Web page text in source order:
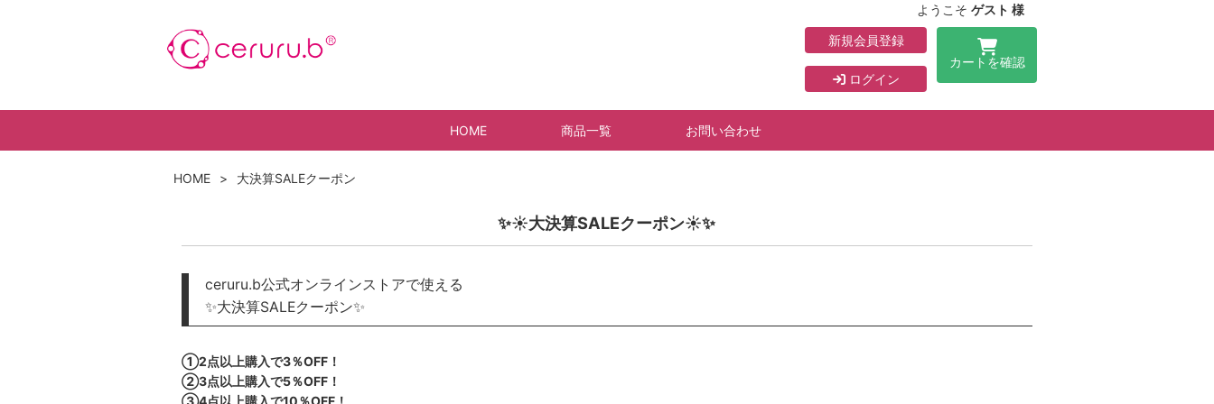
ようこそ ゲスト 様
新規会員登録
ログイン
カートを確認
HOME 商品一覧 お問い合わせ
HOME 大決算SALEクーポン
✨☀️大決算SALEクーポン☀️✨
ceruru.b公式オンラインストアで使える
✨大決算SALEクーポン✨
①2点以上購入で3％OFF！
②3点以上購入で5％OFF！